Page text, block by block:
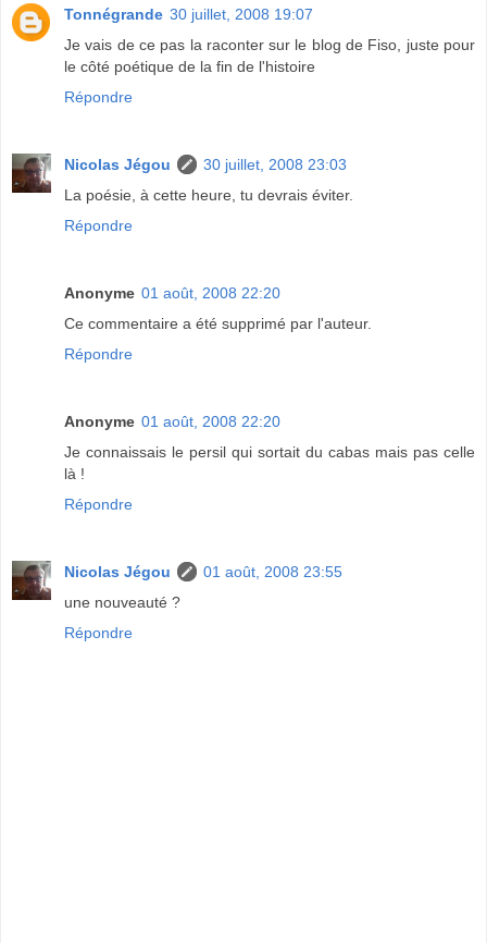
Tonnégrande 30 juillet, 2008 19:07
Je vais de ce pas la raconter sur le blog de Fiso, juste pour
le côté poétique de la fin de l'histoire
Répondre
Nicolas Jégou
30 juillet, 2008 23:03
La poésie, à cette heure, tu devrais éviter.
Répondre
Anonyme 01 août, 2008 22:20
Ce commentaire a été supprimé par l'auteur.
Répondre
Anonyme 01 août, 2008 22:20
Je connaissais le persil qui sortait du cabas mais pas celle
là !
Répondre
Nicolas Jégou
01 août, 2008 23:55
une nouveauté ?
Répondre